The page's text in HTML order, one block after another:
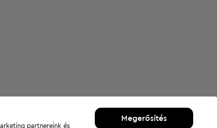
partnereink és
Megerősítés